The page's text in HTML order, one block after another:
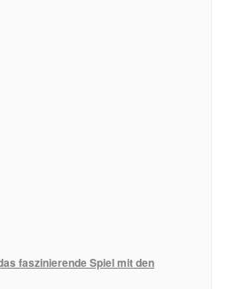
faszinierende Spiel mit den